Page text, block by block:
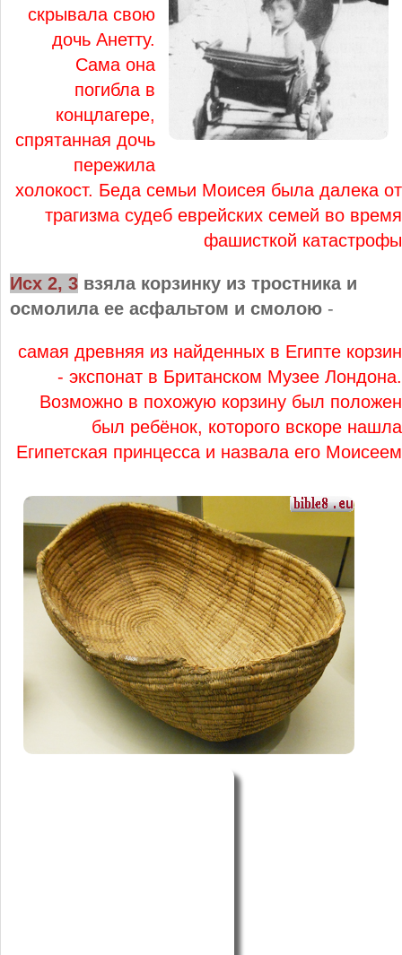
скрывала свою
дочь Анетту.
Сама она
погибла в
концлагере,
спрятанная дочь
пережила
холокост. Беда семьи Моисея была далека от
трагизма судеб еврейских семей во время
фашисткой катастрофы
Исх 2, 3 взяла корзинку из тростника и
осмолила ее асфальтом и смолою -
самая древняя из найденных в Египте корзин
- экспонат в Британском Музее Лондона.
Возможно в похожую корзину был положен
был ребёнок, которого вскоре нашла
Египетская принцесса и назвала его Моисеем